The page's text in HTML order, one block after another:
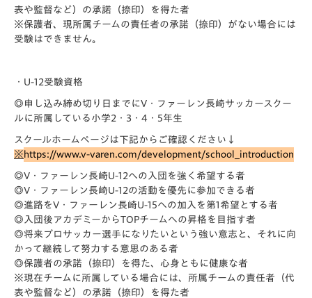
表や監督など）の承諾（捺印）を得た者
※保護者、現所属チームの責任者の承諾（捺印）がない場合には
受験はできません。
・U-12受験資格
◎申し込み締め切り日までにV・ファーレン長崎サッカースクー
ル に所属している小学2・3・4・5年生
スクールホームページは下記からご確認ください↓
※ https://www.v-varen.com/devel opment/school_introduction
◎V・ファーレン長崎U-12への入団を強く希望する者
◎V・ファーレン長崎U-12の活動を優先に参加できる者
◎進路をV・ファーレン長崎U-15への加入を第1希望とする者
◎入団後アカデミーからTOPチームへの昇格を目指す者
◎将来プロサッカー選手になりたいという強い意志と、それに向
か って継続して努力する意思のある者
◎保護者の承諾（捺印）を得た、心身ともに健康な者
※現在チームに所属している場合には、所属チームの責任者（代
表や監督など）の承諾（捺印）を得た者